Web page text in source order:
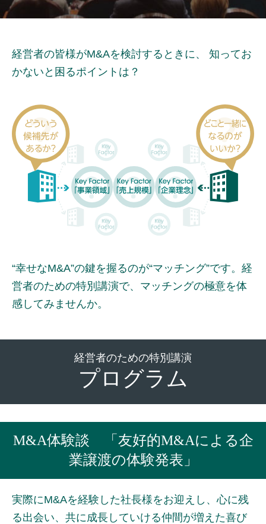
経営者の皆様がM&Aを検討するときに、
知ってお
かないと困るポイントは？
“幸せなM&A”の鍵を握るのが“マッチング”です。 経
営者のための特別講演で、 マッチングの極意を体
感してみませんか。
経営者のための特別講演
プログラム
M&A体験談 「友好的M&Aによる企
業譲渡の体験発表」
実際にM&Aを経験した社長様をお迎えし、心に残
る出会い、共に成長していける仲間が増えた喜び